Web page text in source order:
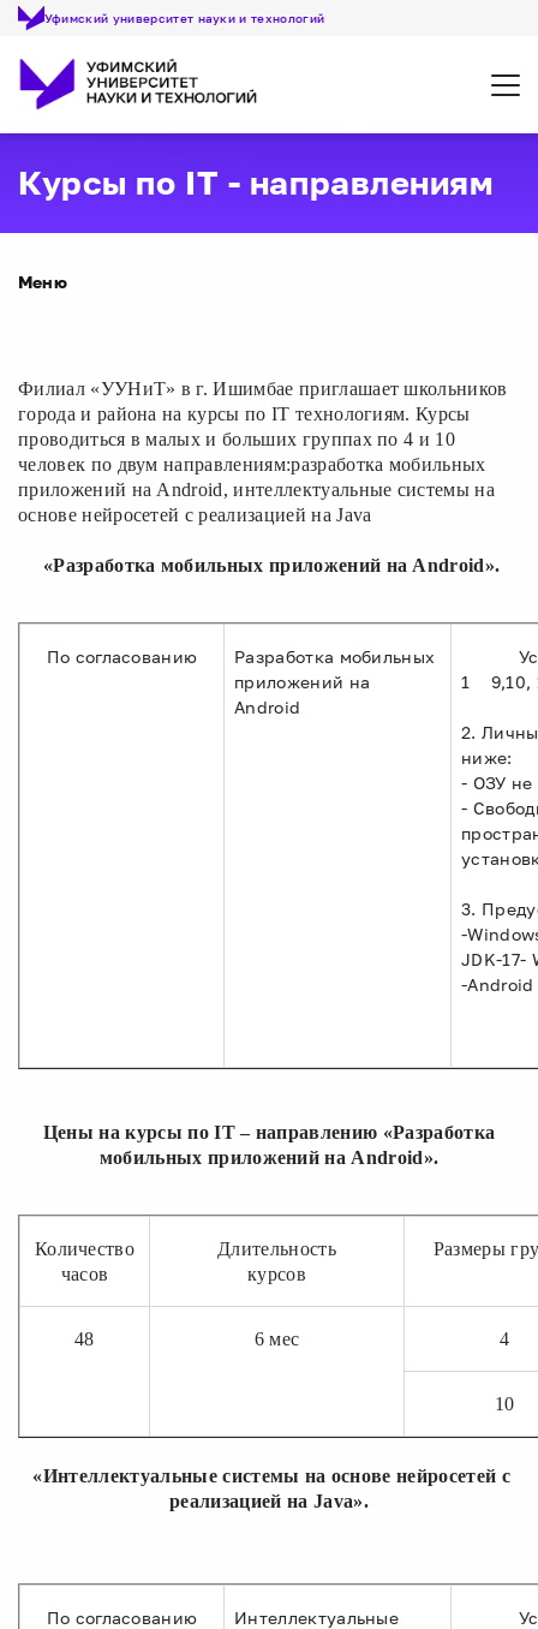
Уфимский университет науки и технологий
Курсы по IT - направлениям
Меню
Филиал «УУНиТ» в г. Ишимбае приглашает школьников
города и района на курсы по IT технологиям. Курсы
проводиться в малых и больших группах по 4 и 10
человек по двум направлениям:разработка мобильных
приложений на Android, интеллектуальные системы на
основе нейросетей с реализацией на Java
«Разработка мобильных приложений на Android».
По согласованию
Разработка мобильных
приложений на
Android
1 9,10,
2.
ниже:
- ОЗУ не
-
3.
-
JDK-17-
-
Цены на курсы по IT – направлению «Разработка
мобильных приложений на Android».
Количество
часов
Длительность
курсов
Размеры
48 6 мес 4
10
«Интеллектуальные системы на основе нейросетей с
реализацией на Java».
По согласованию
Интеллектуальные